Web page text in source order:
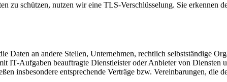
schützen, nutzen wir eine TLS-Verschlüsselung. Sie erkennen
Daten an andere Stellen, Unternehmen, rechtlich selbstständige
IT-Aufgaben beauftragte Dienstleister oder Anbieter von Diensten
insbesondere entsprechende Verträge bzw. Vereinbarungen, die